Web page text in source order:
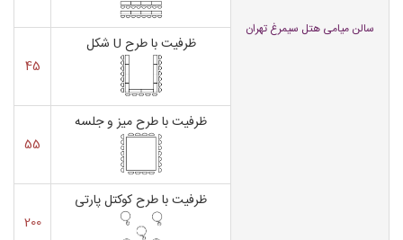
سالن میامی هتل سیمرغ تهران
ظرفیت با طرح U شکل
45
ظرفیت با طرح میز و جلسه
55
ظرفیت با طرح کوکتل پارتی
200